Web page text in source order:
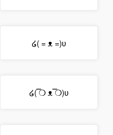
໒( = ᴥ =)ʋ
໒( ̿❍ ᴥ ̿❍)ʋ